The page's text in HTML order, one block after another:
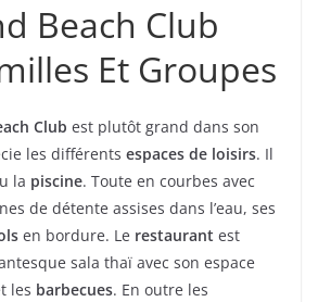
Beach Club
Et Groupes
Club est plutôt grand dans son
les différents espaces de loisirs. Il
la piscine. Toute en courbes avec
de détente assises dans l’eau, ses
en bordure. Le restaurant est
sala thaï avec son espace
les barbecues. En outre les